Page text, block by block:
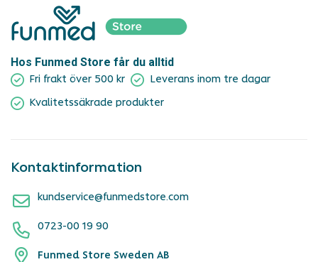
Hos Funmed Store får du alltid
Fri frakt över 500 kr Leverans inom tre dagar
Kvalitetssäkrade produkter
Kontaktinformation
kundservice@funmedstore.com
0723-00 19 90
Funmed Store Sweden AB